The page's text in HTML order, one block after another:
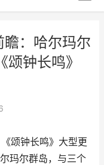
瞻：哈尔玛尔
钟长鸣》
颂钟长鸣》大型更
玛尔群岛，与三个